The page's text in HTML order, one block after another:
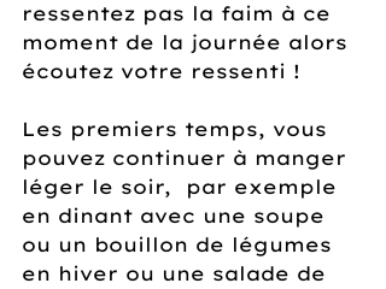
ressentez pas la faim à ce
moment de la journée alors
écoutez votre ressenti !
Les premiers temps, vous
pouvez continuer à manger
léger le soir,  par exemple
en dinant avec une soupe
ou un bouillon de légumes
en hiver ou une salade de